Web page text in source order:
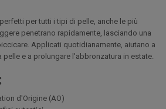
per tutti i tipi di pelle, anche le più
penetrano rapidamente, lasciando una
Applicati quotidianamente, aiutano a
pelle e a prolungare l'abbronzatura in estate.
d'Origine (AO)